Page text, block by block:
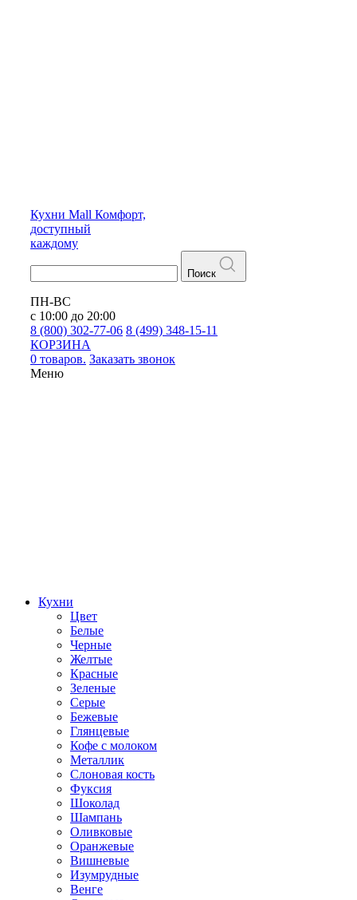
Кухни Mall Комфорт,
доступный
каждому
Поиск
ПН-ВС
с 10:00 до 20:00
8 (800) 302-77-06 8 (499) 348-15-11
КОРЗИНА
0 товаров. Заказать звонок
Меню
Кухни
Цвет
Белые
Черные
Желтые
Красные
Зеленые
Серые
Бежевые
Глянцевые
Кофе с молоком
Металлик
Слоновая кость
Фуксия
Шоколад
Шампань
Оливковые
Оранжевые
Вишневые
Изумрудные
Венге